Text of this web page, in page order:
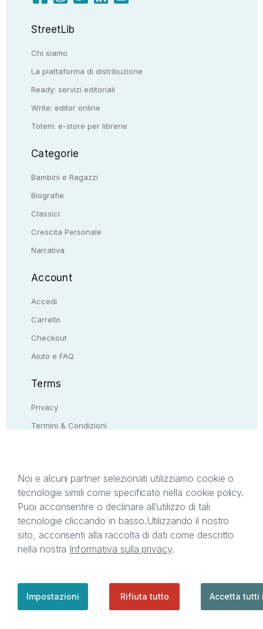
StreetLib
Chi siamo
La piattaforma di distribuzione
Ready: servizi editoriali
Write: editor online
Totem: e-store per librerie
Categorie
Bambini e Ragazzi
Biografie
Classici
Crescita Personale
Narrativa
Account
Accedi
Carrello
Checkout
Aiuto e FAQ
Terms
Privacy
Termini & Condizioni
Il presente sito web è di proprietà di StreetLib S.r.l.
C.F. e P.IVA 05338720963. StreetLib S.r.l. è
titolare di tutti i diritti di proprietà intellettuale
afferenti ai marchi, loghi e segni distintivi presenti
sul sito web. Si invita l’utente a prendere visione
support@streetlib.com
Noi e alcuni partner selezionati utilizziamo cookie o
tecnologie simili come specificato nella cookie policy.
Puoi acconsentire o declinare all’utilizzo di tali
tecnologie cliccando in basso.Utilizzando il nostro
sito, acconsenti alla raccolta di dati come descritto
nella nostra Informativa sulla privacy.
Impostazioni Rifiuta tutto Accetta tutti